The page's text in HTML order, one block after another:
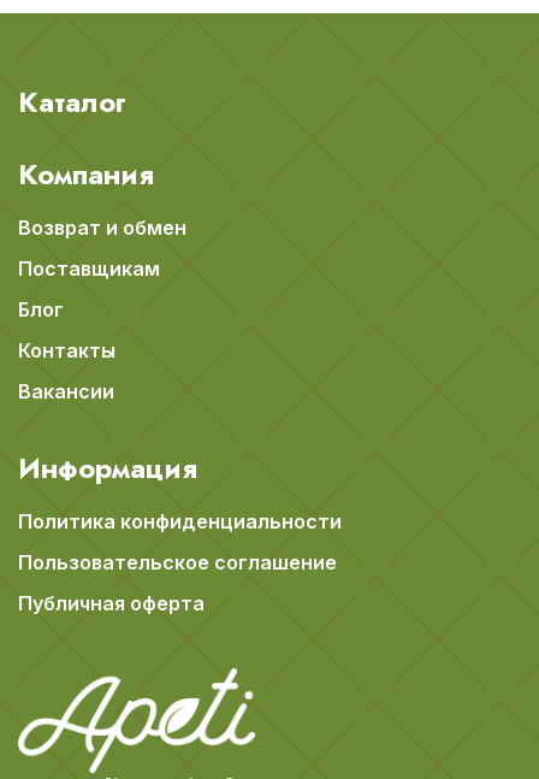
Каталог
Компания
Возврат и обмен
Поставщикам
Блог
Контакты
Вакансии
Информация
Политика конфиденциальности
Пользовательское соглашение
Публичная оферта